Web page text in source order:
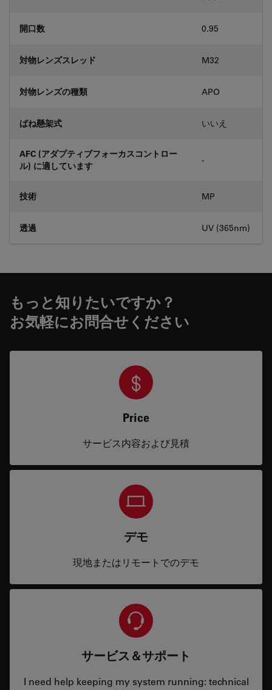
開口数 0.95
対物レンズスレッド M32
対物レンズの種類 APO
ばね懸架式 いいえ
AFC (アダプティブフォーカスコントロー
ル) に適しています
-
技術 MP
透過 UV (365nm)
もっと知りたいですか？
お気軽にお問合せください
Price
サービス内容および見積
デモ
現地またはリモートでのデモ
サービス＆サポート
I need help keeping my system running: technical